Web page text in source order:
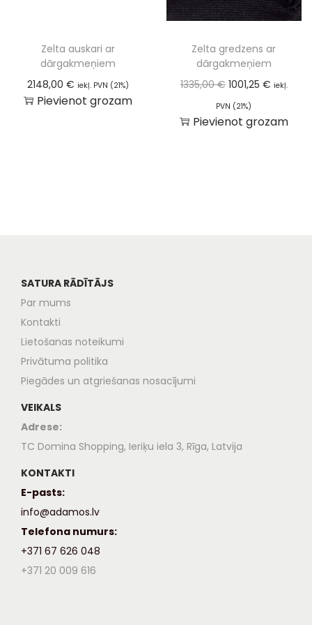
Zelta auskari ar
dārgakmeņiem
2148,00 € iekļ. PVN (21%)
Pievienot grozam
Zelta gredzens ar
dārgakmeņiem
1335,00€ 1001,25 € iekļ.
PVN (21%)
Pievienot grozam
SATURA RĀDĪTĀJS
Par mums
Kontakti
Lietošanas noteikumi
Privātuma politika
Piegādes un atgriešanas nosacījumi
VEIKALS
Adrese:
TC Domina Shopping, Ieriķu iela 3, Rīga, Latvija
KONTAKTI
E-pasts:
info@adamos.lv
Telefona numurs:
+371 67 626 048
+371 20 009 616